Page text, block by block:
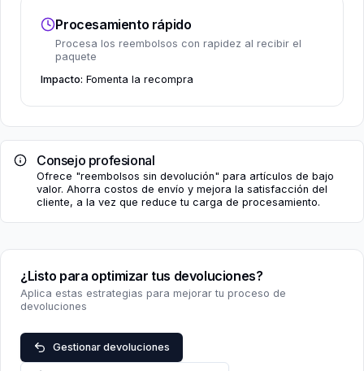
Procesamiento rápido
Procesa los reembolsos con rapidez al recibir el
paquete
Impacto: Fomenta la recompra
Consejo profesional
Ofrece "reembolsos sin devolución" para artículos de bajo
valor. Ahorra costos de envío y mejora la satisfacción del
cliente, a la vez que reduce tu carga de procesamiento.
¿Listo para optimizar tus devoluciones?
Aplica estas estrategias para mejorar tu proceso de
devoluciones
Gestionar devoluciones